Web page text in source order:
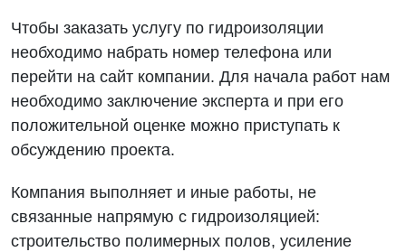
Чтобы заказать услугу по гидроизоляции
необходимо набрать номер телефона или
перейти на сайт компании. Для начала работ нам
необходимо заключение эксперта и при его
положительной оценке можно приступать к
обсуждению проекта.
Компания выполняет и иные работы, не
связанные напрямую с гидроизоляцией:
строительство полимерных полов, усиление